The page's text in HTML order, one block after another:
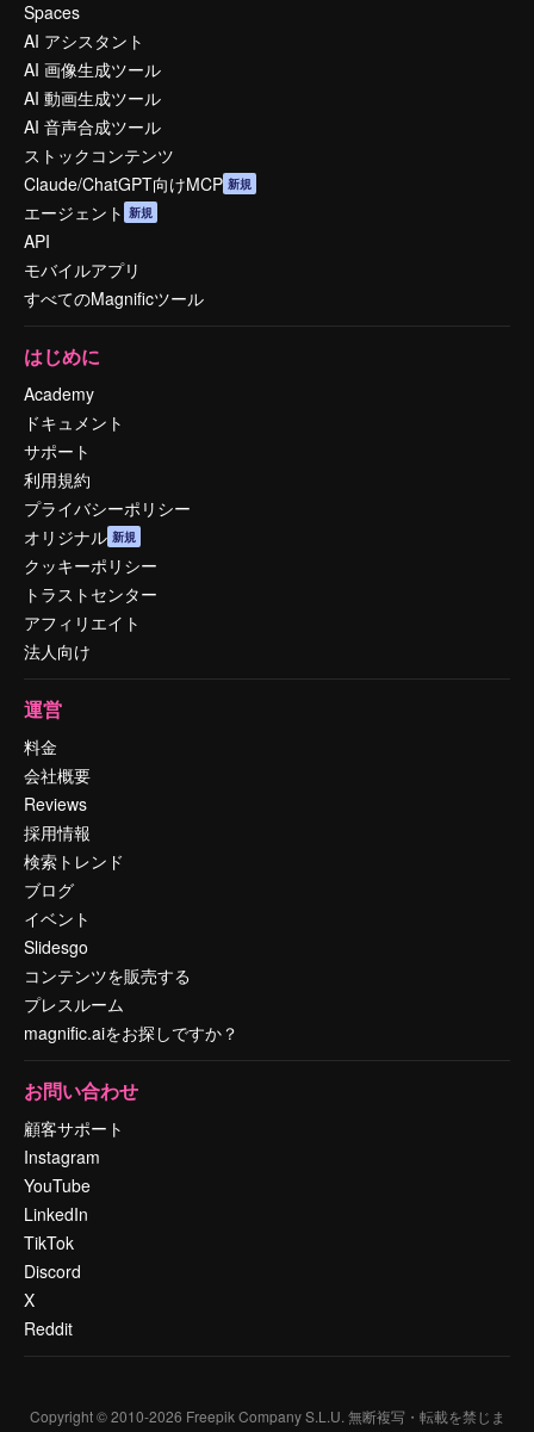
Spaces
AI アシスタント
AI 画像生成ツール
AI 動画生成ツール
AI 音声合成ツール
ストックコンテンツ
Claude/ChatGPT向けMCP 新規
エージェント 新規
API
モバイルアプリ
すべてのMagnificツール
はじめに
Academy
ドキュメント
サポート
利用規約
プライバシーポリシー
オリジナル 新規
クッキーポリシー
トラストセンター
アフィリエイト
法人向け
運営
料金
会社概要
Reviews
採用情報
検索トレンド
ブログ
イベント
Slidesgo
コンテンツを販売する
プレスルーム
magnific.aiをお探しですか？
お問い合わせ
顧客サポート
Instagram
YouTube
LinkedIn
TikTok
Discord
X
Reddit
Copyright © 2010-2026 Freepik Company S.L.U. 無断複写・転載を禁じま